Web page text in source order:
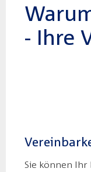
- Ihre
Sie können